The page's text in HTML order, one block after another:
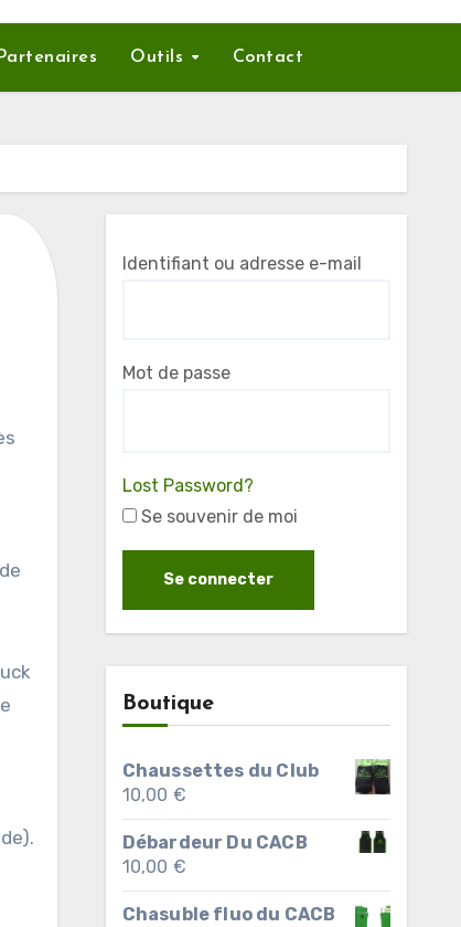
Outils Contact
Identifiant ou adresse e-mail
Mot de passe
Lost Password?
Se souvenir de moi
Boutique
Chaussettes du Club
10,00 €
Débardeur Du CACB
10,00 €
Chasuble fluo du CACB